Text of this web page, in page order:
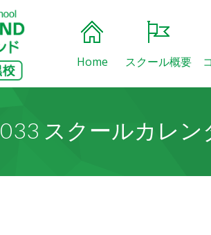
Home スクール概要
033 スクールカレ